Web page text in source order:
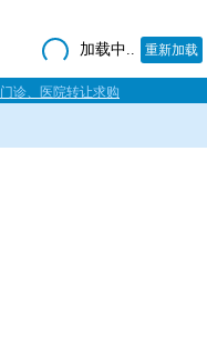
加载中.. 重新加载
门诊、医院转让求购